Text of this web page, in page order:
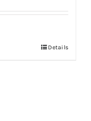
Details